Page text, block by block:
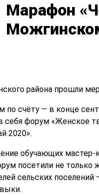
Марафон
района прошли
счёту — в конце
форум «Женское
2020».
обучающих мастер-
посетили не
сельских